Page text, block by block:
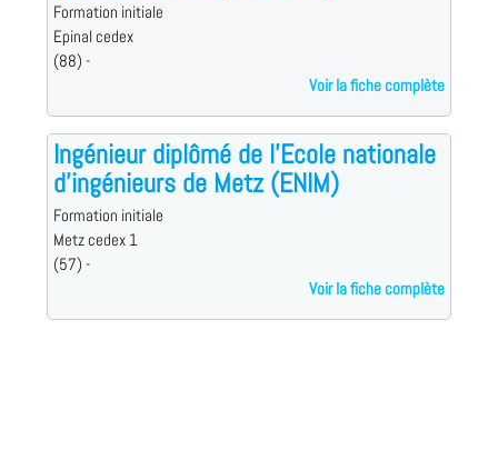
Formation initiale
Epinal cedex
(88) -
Voir la fiche complète
Ingénieur diplômé de l'Ecole nationale
d'ingénieurs de Metz (ENIM)
Formation initiale
Metz cedex 1
(57) -
Voir la fiche complète